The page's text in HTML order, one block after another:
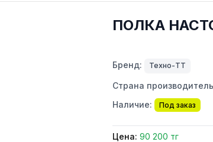
ПОЛКА
Бренд: Техно-ТТ
Страна
Наличие:
Под заказ
Цена: 90 200 тг